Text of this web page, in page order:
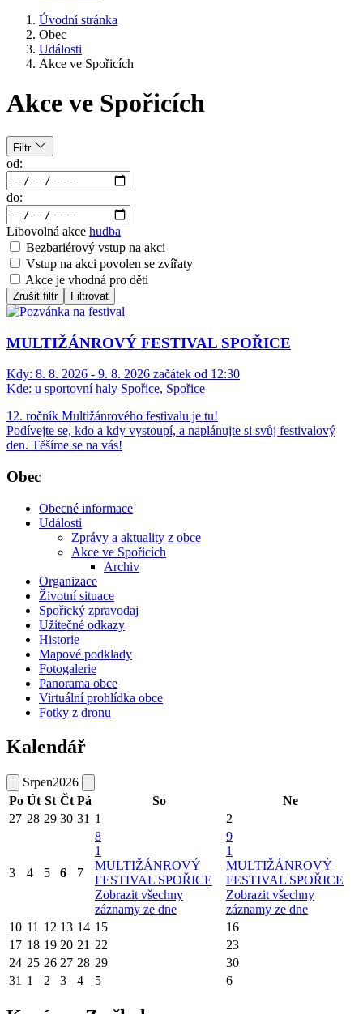
Úvodní stránka
Obec
Události
Akce ve Spořicích
Akce ve Spořicích
Filtr
od:
do:
Libovolná akce hudba
Bezbariérový vstup na akci
Vstup na akci povolen se zvířaty
Akce je vhodná pro děti
Zrušit filtr Filtrovat
MULTIŽÁNROVÝ FESTIVAL SPOŘICE
Kdy: 8. 8. 2026 - 9. 8. 2026 začátek od 12:30
Kde: u sportovní haly Spořice, Spořice
12. ročník Multižánrového festivalu je tu!
Podívejte se, kdo a kdy vystoupí, a naplánujte si svůj festivalový
den. Těšíme se na vás!
Obec
Obecné informace
Události
Zprávy a aktuality z obce
Akce ve Spořicích
Archiv
Organizace
Životní situace
Spořický zpravodaj
Užitečné odkazy
Historie
Mapové podklady
Fotogalerie
Panorama obce
Virtuální prohlídka obce
Fotky z dronu
Kalendář
Srpen2026
Po Út St Čt Pá So
Ne
27 28 29 30 31 1 2
3 4 5 6 7
8
1
MULTIŽÁNROVÝ
FESTIVAL SPOŘICE
Zobrazit všechny
záznamy ze dne
9
1
MULTIŽÁNROVÝ
FESTIVAL SPOŘICE
Zobrazit všechny
záznamy ze dne
10 11 12 13 14 15
16
17 18 19 20 21 22
23
24 25 26 27 28 29
30
31 1 2 3 4 5 6